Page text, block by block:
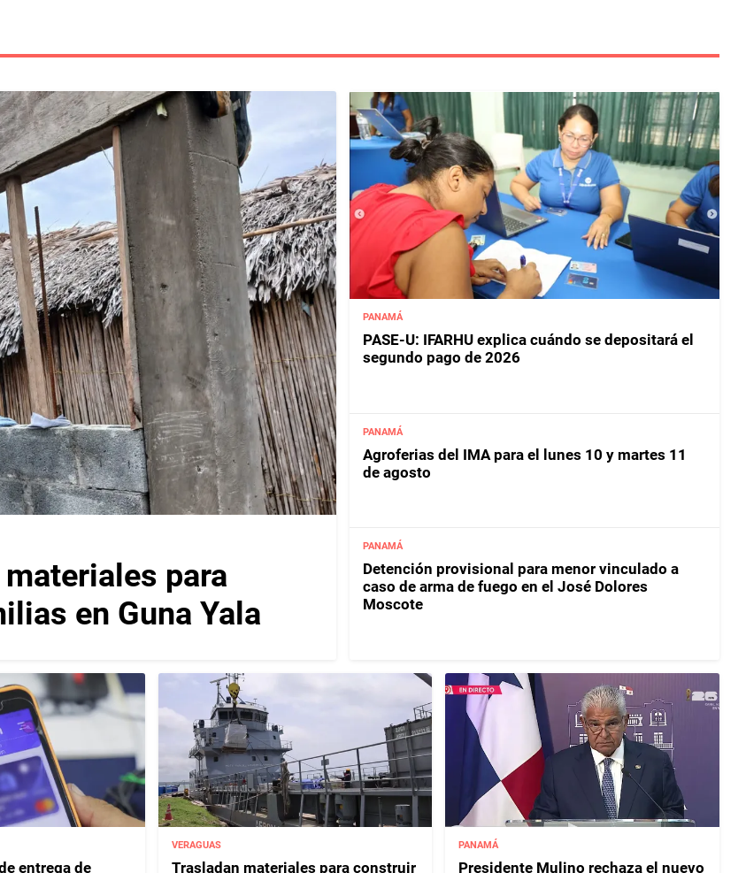
para
en Guna Yala
PANAMÁ
PASE-U: IFARHU explica cuándo se depositará el
segundo pago de 2026
PANAMÁ
Agroferias del IMA para el lunes 10 y martes 11
de agosto
PANAMÁ
Detención provisional para menor vinculado a
caso de arma de fuego en el José Dolores
Moscote
entrega de
VERAGUAS
Trasladan materiales para construir
PANAMÁ
Presidente Mulino rechaza el nuevo